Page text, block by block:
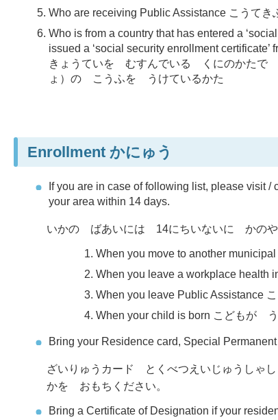
Who are receiving Public Assistance こうて
Who is from a country that has entered a
issued a ‘social security enrollment
きょうていを むすんでいる くにのかたで
ょ）の こうふを うけているかた
Enrollment かにゅう
If you are in case of following list, please visit
your area within 14 days.
いかの ばあいには 14にちいないに かのや
When you move to another
When you leave a workplace health
When you leave Public Assistance
When your child is born こどもが
Bring your Residence card, Special
ざいりゅうカード とくべつえいじゅうし
かを おもちください。
Bring a Certificate of Designation if your